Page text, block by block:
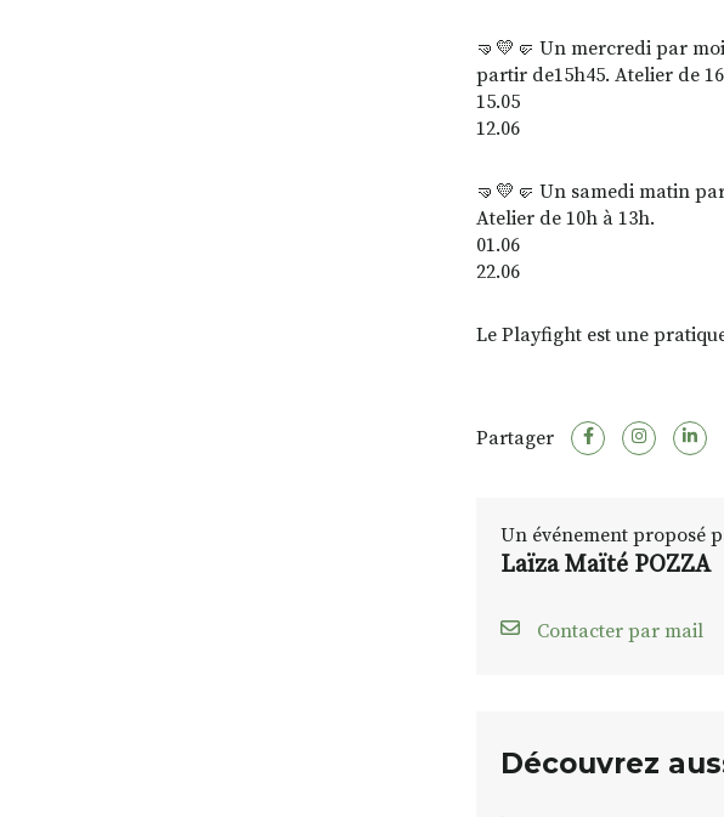
🤜💛🤛 Un mercredi par
partir de15h45. Atelier de
15.05
12.06
🤜💛🤛 Un samedi matin
Atelier de 10h à 13h.
01.06
22.06
Le Playfight est une
Partager
Un événement proposé
Laïza Maïté POZZA
Contacter par mail
Découvrez